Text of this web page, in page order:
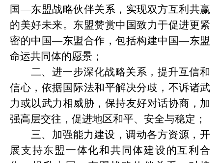
国—东盟战略伙伴关系，实现双方互利共赢
的美好未来。东盟赞赏中国致力于促进更紧
密的中国—东盟合作，包括构建中国—东盟
命运共同体的愿景；
二、进一步深化战略关系，提升互信和
信心，依据国际法和平解决分歧，不诉诸武
力或以武力相威胁，保持友好对话协商，加
强高层交往，促进地区和平、安全与稳定；
三、加强能力建设，调动各方资源，开
展支持东盟一体化和共同体建设的互利合